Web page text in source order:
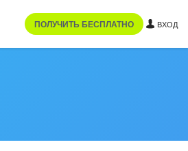
ПОЛУЧИТЬ БЕСПЛАТНО ВХОД